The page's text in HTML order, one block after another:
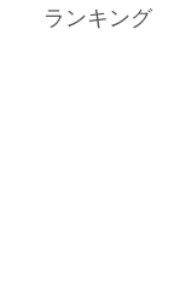
ランキング